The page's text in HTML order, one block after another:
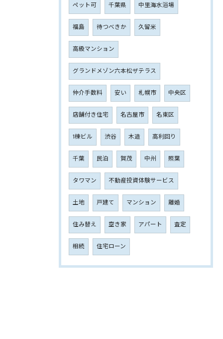
ペット可 千葉県 中里海水浴場
福島 待つべきか 久留米
高級マンション
グランドメゾン六本松ザテラス
仲介手数料 安い 札幌市 中央区
店舗付き住宅 名古屋市 名東区
1棟ビル 渋谷 木造 高利回り
千葉 民泊 賀茂 中州 照葉
タワマン 不動産投資体験サービス
土地 戸建て マンション 離婚
住み替え 空き家 アパート 査定
相続 住宅ローン